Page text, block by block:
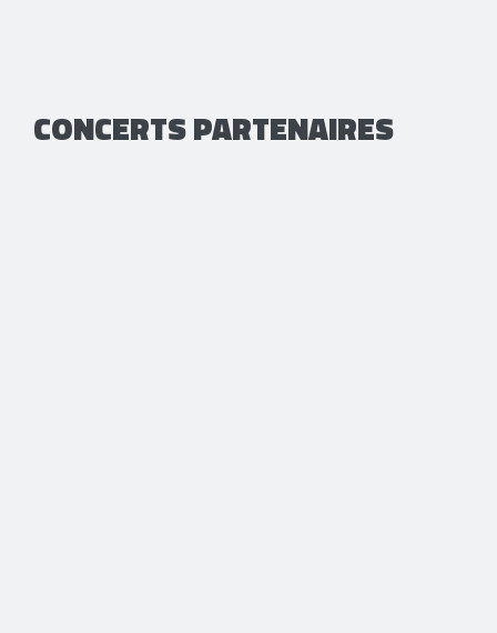
CONCERTS PARTENAIRES